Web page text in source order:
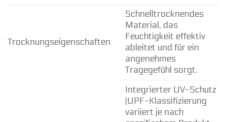
Trocknungseigenschaften
Schnelltrocknendes
Material, das
Feuchtigkeit effektiv
ableitet und für ein
angenehmes
Tragegefühl sorgt.
Integrierter UV-Schutz
(UPF-Klassifizierung
variiert je nach